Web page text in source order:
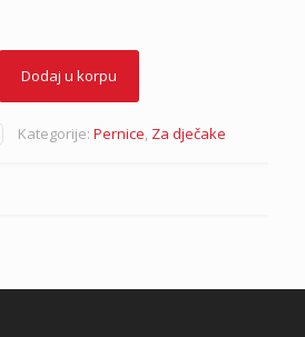
Dodaj u korpu
Kategorije: Pernice Za dječake